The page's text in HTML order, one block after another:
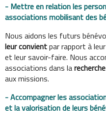
- Mettre en relation les
associations mobilisant des
Nous aidons les futurs
leur convientpar rapport à
et leur savoir-faire. Nous
associations dans la
aux missions.
- Accompagner les
et la valorisation de leurs